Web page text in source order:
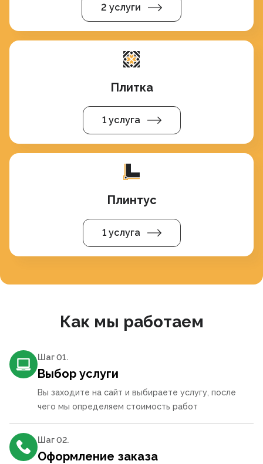
2 услуги
Плитка
1 услуга
Плинтус
1 услуга
Как мы работаем
Шаг 01.
Выбор услуги
Вы заходите на сайт и выбираете услугу, после
чего мы определяем стоимость работ
Шаг 02.
Оформление заказа